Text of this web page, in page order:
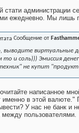
стати администрации
ежедневно. Мы лишь
Сообщение от
выводите виртуальные
то и соль))) Эмиссия
не купит
написанное
именно в этой валюте."
У нас не банк и
между пользователями.